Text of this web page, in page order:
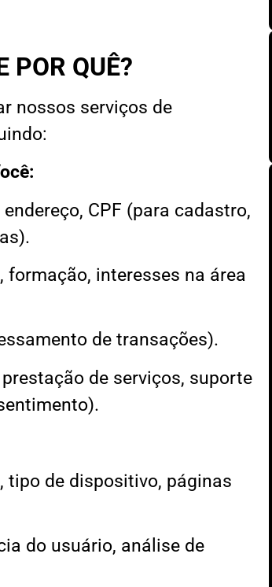
POR QUÊ?
nossos serviços de
CPF (para cadastro,
formação, interesses na área
de transações).
de serviços, suporte
tipo de dispositivo, páginas
do usuário, análise de